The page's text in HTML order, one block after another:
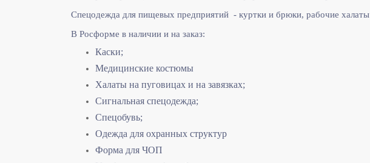
Спецодежда для пищевых предприятий - куртки и брюки, рабочие
В Росформе в наличии и на заказ:
Каски;
Медицинские костюмы
Халаты на пуговицах и на завязках;
Сигнальная спецодежда;
Спецобувь;
Одежда для охранных структур
Форма для ЧОП